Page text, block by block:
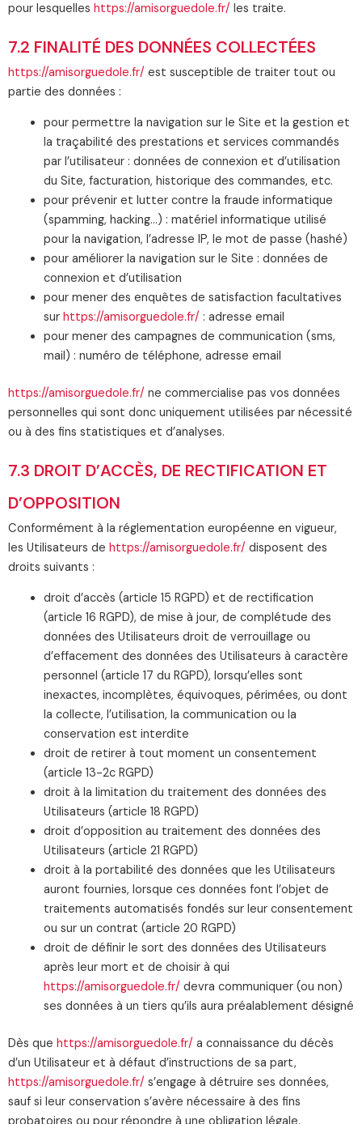
pour lesquelles https://amisorguedole.fr/ les traite.
7.2 FINALITÉ DES DONNÉES COLLECTÉES
https://amisorguedole.fr/ est susceptible de traiter tout ou
partie des données :
pour permettre la navigation sur le Site et la gestion et
la traçabilité des prestations et services commandés
par l’utilisateur : données de connexion et d’utilisation
du Site, facturation, historique des commandes, etc.
pour prévenir et lutter contre la fraude informatique
(spamming, hacking…) : matériel informatique utilisé
pour la navigation, l’adresse IP, le mot de passe (hashé)
pour améliorer la navigation sur le Site : données de
connexion et d’utilisation
pour mener des enquêtes de satisfaction facultatives
sur https://amisorguedole.fr/ : adresse email
pour mener des campagnes de communication (sms,
mail) : numéro de téléphone, adresse email
https://amisorguedole.fr/ ne commercialise pas vos données
personnelles qui sont donc uniquement utilisées par nécessité
ou à des fins statistiques et d’analyses.
7.3 DROIT D’ACCÈS, DE RECTIFICATION ET
D’OPPOSITION
Conformément à la réglementation européenne en vigueur,
les Utilisateurs de https://amisorguedole.fr/ disposent des
droits suivants :
droit d’accès (article 15 RGPD) et de rectification
(article 16 RGPD), de mise à jour, de complétude des
données des Utilisateurs droit de verrouillage ou
d’effacement des données des Utilisateurs à caractère
personnel (article 17 du RGPD), lorsqu’elles sont
inexactes, incomplètes, équivoques, périmées, ou dont
la collecte, l’utilisation, la communication ou la
conservation est interdite
droit de retirer à tout moment un consentement
(article 13-2c RGPD)
droit à la limitation du traitement des données des
Utilisateurs (article 18 RGPD)
droit d’opposition au traitement des données des
Utilisateurs (article 21 RGPD)
droit à la portabilité des données que les Utilisateurs
auront fournies, lorsque ces données font l’objet de
traitements automatisés fondés sur leur consentement
ou sur un contrat (article 20 RGPD)
droit de définir le sort des données des Utilisateurs
après leur mort et de choisir à qui
https://amisorguedole.fr/ devra communiquer (ou non)
ses données à un tiers qu’ils aura préalablement désigné
Dès que https://amisorguedole.fr/ a connaissance du décès
d’un Utilisateur et à défaut d’instructions de sa part,
https://amisorguedole.fr/ s’engage à détruire ses données,
sauf si leur conservation s’avère nécessaire à des fins